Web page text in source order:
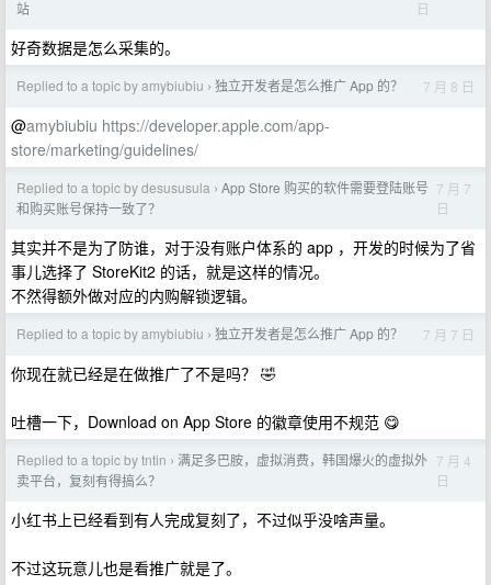
站
日
好奇数据是怎么采集的。
Replied to a topic by amybiubiu › 独立开发者是怎么推广 App 的？ 7 月 8 日
@amybiubiu https://developer.apple.com/app-
store/marketing/guidelines/
Replied to a topic by desususula › App Store 购买的软件需要登陆账号
和购买账号保持一致了？
7 月 7
日
其实并不是为了防谁，对于没有账户体系的 app ，开发的时候为了省
事儿选择了 StoreKit2 的话，就是这样的情况。
不然得额外做对应的内购解锁逻辑。
Replied to a topic by amybiubiu › 独立开发者是怎么推广 App 的？ 7 月 7 日
你现在就已经是在做推广了不是吗？ 🤣
吐槽一下，Download on App Store 的徽章使用不规范 😋
Replied to a topic by tntin › 满足多巴胺，虚拟消费，韩国爆火的虚拟外
卖平台，复刻有得搞么？
7 月 4
日
小红书上已经看到有人完成复刻了，不过似乎没啥声量。
不过这玩意儿也是看推广就是了。